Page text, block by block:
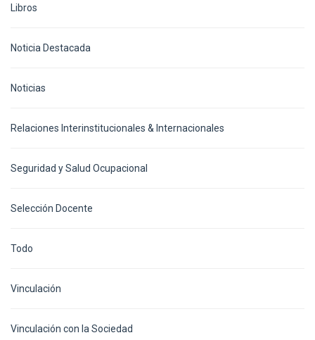
Libros
Noticia Destacada
Noticias
Relaciones Interinstitucionales & Internacionales
Seguridad y Salud Ocupacional
Selección Docente
Todo
Vinculación
Vinculación con la Sociedad